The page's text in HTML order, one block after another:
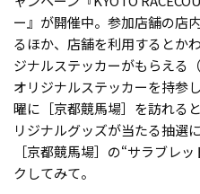
ー』が開催中。参加店舗の店
るほか、店舗を利用するとか
ジナルステッカーがもらえる
オリジナルステッカーを持参
曜に［京都競馬場］を訪れる
リジナルグッズが当たる抽選
［京都競馬場］の“サラブレ
クしてみて。